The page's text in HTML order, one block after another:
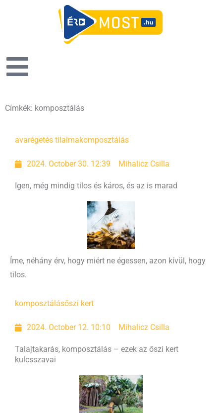
Címkék: komposztálás
avarégetés tilalmakomposztálás
2024. October 30. 12:39 Mihalicz Csilla
Igen, még mindig tilos és káros, és az is marad
Íme, néhány érv, hogy miért ne égessen, azon kívül, hogy
tilos.
komposztálásőszi kert
2024. October 12. 10:10 Mihalicz Csilla
Talajtakarás, komposztálás – ezek az őszi kert
kulcsszavai